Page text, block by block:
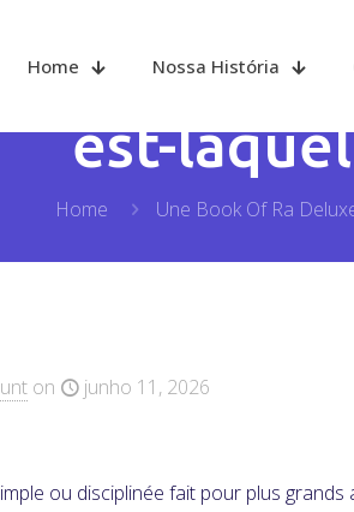
Home Nossa História
Of Ra
est-
Home Une Book Of Ra
on junho 11, 2026
ou disciplinée fait pour plus